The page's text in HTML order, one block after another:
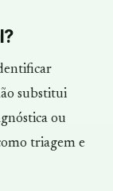
substitui
ou
triagem e